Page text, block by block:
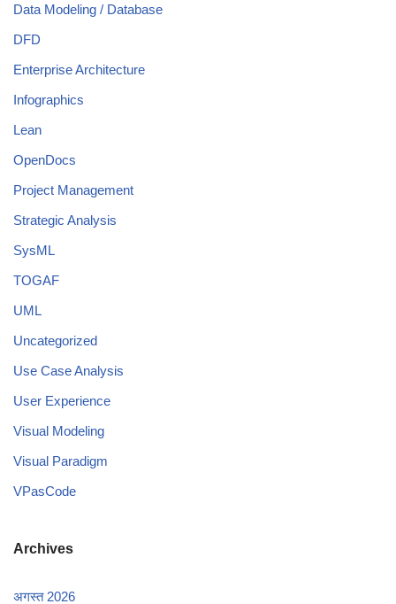
Data Modeling / Database
DFD
Enterprise Architecture
Infographics
Lean
OpenDocs
Project Management
Strategic Analysis
SysML
TOGAF
UML
Uncategorized
Use Case Analysis
User Experience
Visual Modeling
Visual Paradigm
VPasCode
Archives
अगस्त 2026